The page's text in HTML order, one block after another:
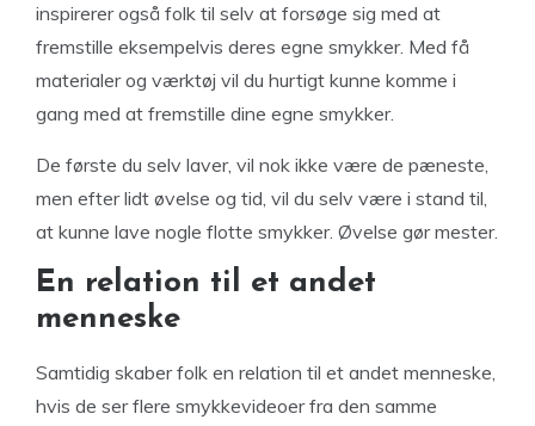
inspirerer også folk til selv at forsøge sig med at
fremstille eksempelvis deres egne smykker. Med få
materialer og værktøj vil du hurtigt kunne komme i
gang med at fremstille dine egne smykker.
De første du selv laver, vil nok ikke være de pæneste,
men efter lidt øvelse og tid, vil du selv være i stand til,
at kunne lave nogle flotte smykker. Øvelse gør mester.
En relation til et andet
menneske
Samtidig skaber folk en relation til et andet menneske,
hvis de ser flere smykkevideoer fra den samme